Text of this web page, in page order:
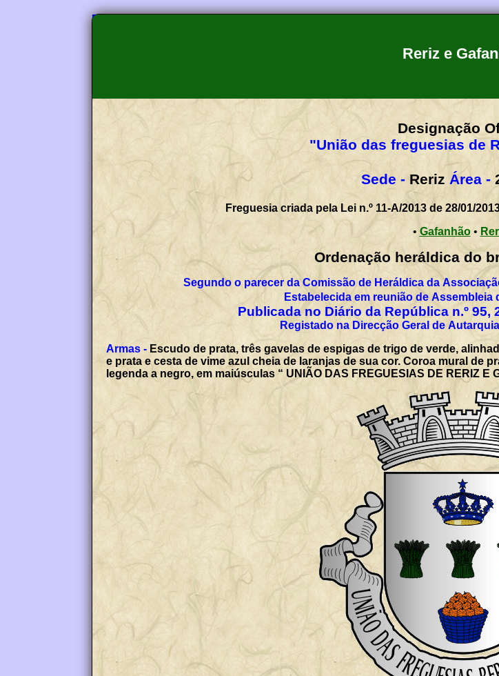
Reriz e
Designação
"União das freguesias de
Sede - Reriz Área -
Freguesia criada pela Lei n.º 11-A/2013 de 28/01/
• Gafanhão•
Ordenação
Segundo o parecer da Comissão de Heráldica da
Estabelecida em reunião de Assembleia
Publicada no Diário da República n.º 95,
Registado na Direcção Geral de
Armas - Escudo de prata, três gavelas de espigas de trigo de verde,
e prata e cesta de vime azul cheia de laranjas de sua cor. Coroa mural de
legenda a negro, em maiúsculas “ UNIÃO DAS FREGUESIAS DE RERIZ E